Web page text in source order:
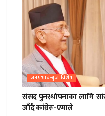
जनप्रभाबन्युज विशेष
संसद पुनर्स्थापनाका लागि
जाँदै कांग्रेस-एमाले